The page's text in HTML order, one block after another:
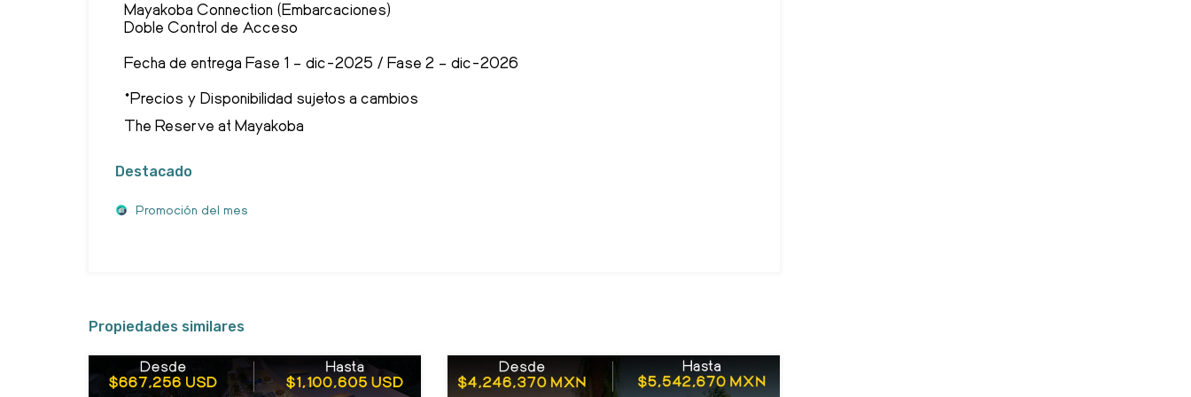
Mayakoba Connection (Embarcaciones)
Doble Control de Acceso
Fecha de entrega Fase 1 – dic-2025 / Fase 2 – dic-2026
*Precios y Disponibilidad sujetos a cambios
The Reserve at Mayakoba
Destacado
Promoción del mes
Propiedades similares